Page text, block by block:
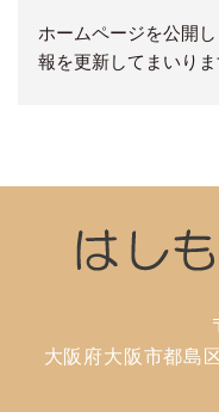
ホームページを公開
報を更新してまいり
大阪府大阪市都島